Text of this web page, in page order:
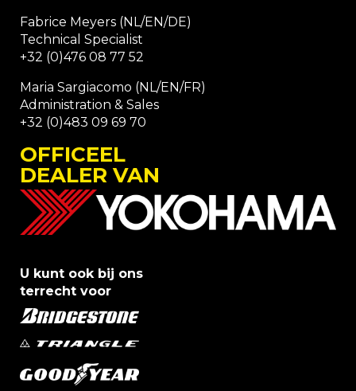
Fabrice Meyers (NL/EN/DE)
Technical Specialist
+32 (0)476 08 77 52
Maria Sargiacomo (NL/EN/FR)
Administration & Sales
+32 (0)483 09 69 70
OFFICEEL
DEALER VAN
U kunt ook bij ons
terrecht voor